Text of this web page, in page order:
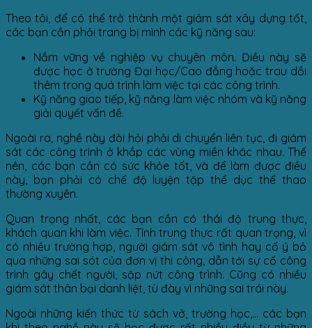
Theo tôi, để có thể trở thành một giám sát xây dựng tốt,
các bạn cần phải trang bị mình các kỹ năng sau:
Nắm vững về nghiệp vụ chuyên môn. Điều này sẽ
được học ở trường Đại học/Cao đẳng hoặc trau dồi
thêm trong quá trình làm việc tại các công trình.
Kỹ năng giao tiếp, kỹ năng làm việc nhóm và kỹ năng
giải quyết vấn đề.
Ngoài ra, nghề này đòi hỏi phải di chuyển liên tục, đi giám
sát các công trình ở khắp các vùng miền khác nhau. Thế
nên, các bạn cần có sức khỏe tốt, và để làm được điều
này, bạn phải có chế độ luyện tập thể dục thể thao
thường xuyên.
Quan trọng nhất, các bạn cần có thái độ trung thực,
khách quan khi làm việc. Tính trung thực rất quan trọng, vì
có nhiều trường hợp, người giám sát vô tình hay cố ý bỏ
qua những sai sót của đơn vị thi công, dẫn tới sự cố công
trình gây chết người, sập nứt công trình. Cũng có nhiều
giám sát thân bại danh liệt, tù đày vì những sai trái này.
Ngoài những kiến thức từ sách vở, trường học,… các bạn